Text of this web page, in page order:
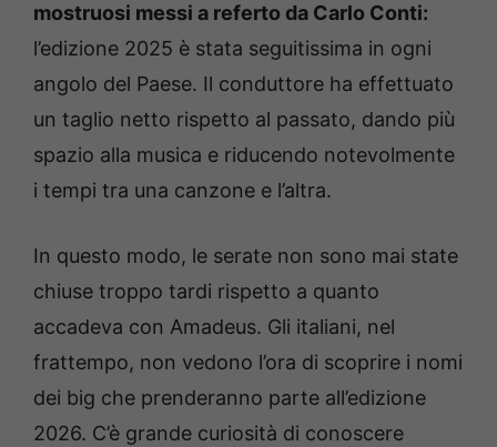
mostruosi messi a referto da Carlo Conti:
l’edizione 2025 è stata seguitissima in ogni
angolo del Paese. Il conduttore ha effettuato
un taglio netto rispetto al passato, dando più
spazio alla musica e riducendo notevolmente
i tempi tra una canzone e l’altra.
In questo modo, le serate non sono mai state
chiuse troppo tardi rispetto a quanto
accadeva con Amadeus. Gli italiani, nel
frattempo, non vedono l’ora di scoprire i nomi
dei big che prenderanno parte all’edizione
2026. C’è grande curiosità di conoscere